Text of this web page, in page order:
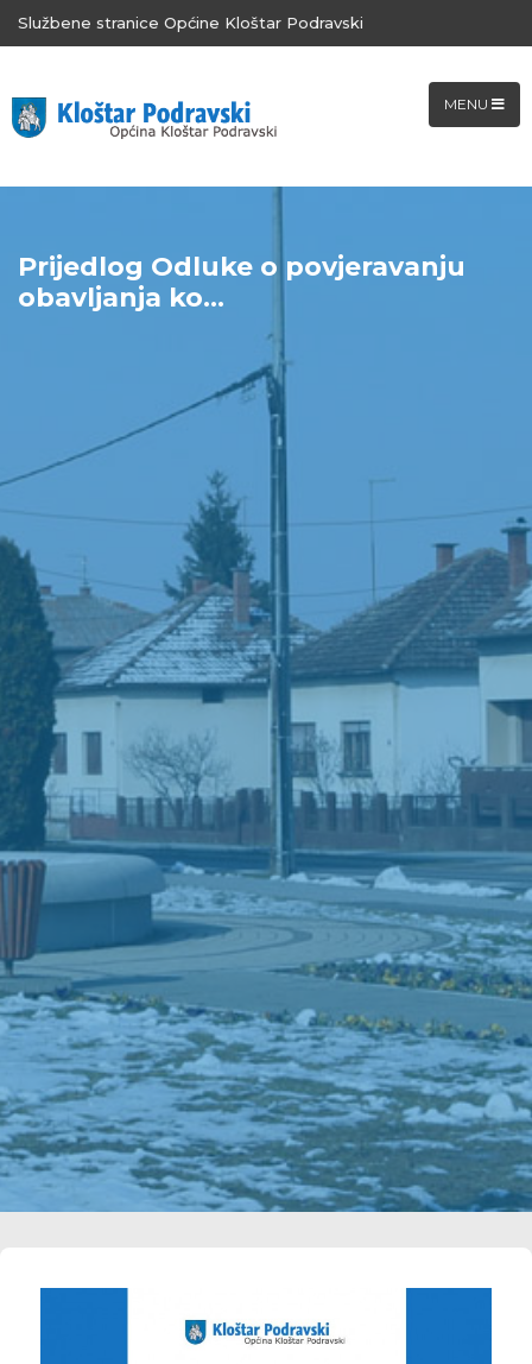
Službene stranice Općine Kloštar Podravski
MENU
Prijedlog Odluke o povjeravanju
obavljanja ko...